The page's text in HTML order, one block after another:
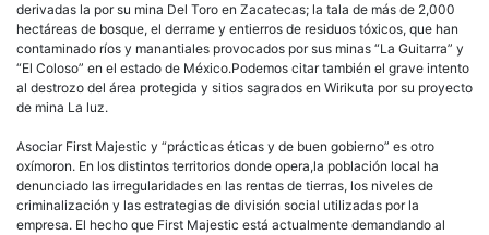
derivadas la por su mina Del Toro en Zacatecas; la tala de más de 2,000
hectáreas de bosque, el derrame y entierros de residuos tóxicos, que han
contaminado ríos y manantiales provocados por sus minas “La Guitarra” y
“El Coloso” en el estado de México.Podemos citar también el grave intento
al destrozo del área protegida y sitios sagrados en Wirikuta por su proyecto
de mina La luz.
Asociar First Majestic y “prácticas éticas y de buen gobierno” es otro
oxímoron. En los distintos territorios donde opera,la población local ha
denunciado las irregularidades en las rentas de tierras, los niveles de
criminalización y las estrategias de división social utilizadas por la
empresa. El hecho que First Majestic está actualmente demandando al